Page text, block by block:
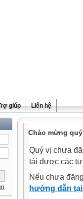
giúp Liên hệ
Chào mừng
Quý vị chưa
tải được các
Nếu chưa
hướng dẫn